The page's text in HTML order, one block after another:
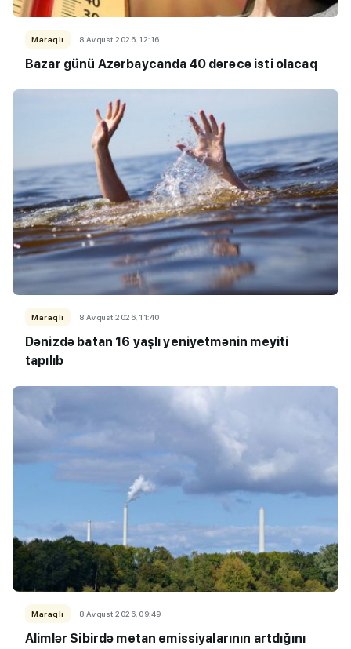
Maraqlı 8 Avqust 2026, 12:16
Bazar günü Azərbaycanda 40 dərəcə isti olacaq
Maraqlı 8 Avqust 2026, 11:40
Dənizdə batan 16 yaşlı yeniyetmənin meyiti
tapılıb
Maraqlı 8 Avqust 2026, 09:49
Alimlər Sibirdə metan emissiyalarının artdığını